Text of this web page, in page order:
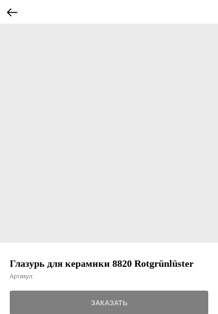
Глазурь для керамики 8820 Rotgrünlüster
Артикул:
ЗАКАЗАТЬ